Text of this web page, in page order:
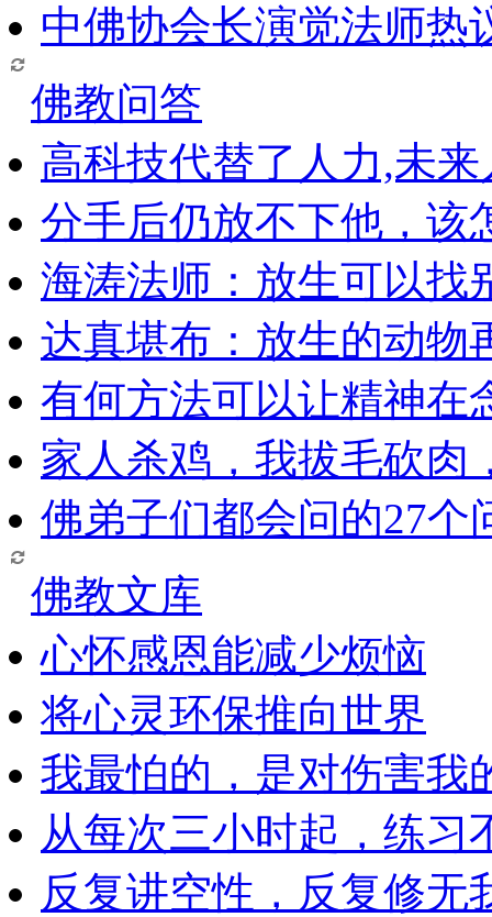
中佛协会长演觉法师热
佛教问答
高科技代替了人力,未
分手后仍放不下他，该
海涛法师：放生可以找
达真堪布：放生的动物
有何方法可以让精神在
家人杀鸡，我拔毛砍肉
佛弟子们都会问的27个
佛教文库
心怀感恩能减少烦恼
将心灵环保推向世界
我最怕的，是对伤害我
从每次三小时起，练习
反复讲空性，反复修无